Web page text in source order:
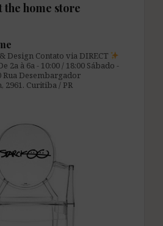
home store
Design Contato via DIRECT
2a à 6a - 10:00 / 18:00 Sábado -
Rua Desembargador
2961. Curitiba / PR